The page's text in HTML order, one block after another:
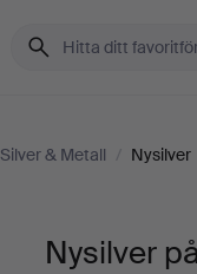
Silver & Metall / Nysilver
Nysilver